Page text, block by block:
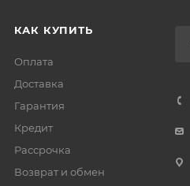
КАК КУПИТЬ
Оплата
Доставка
Гарантия
Кредит
Рассрочка
Возврат и обмен